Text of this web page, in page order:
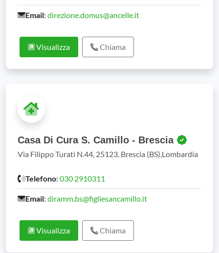
Email: direzione.domus@ancelle.it
Visualizza Chiama
Casa Di Cura S. Camillo - Brescia
Via Filippo Turati N.44, 25123, Brescia (BS),Lombardia
Telefono: 030 2910311
Email: diramm.bs@figliesancamillo.it
Visualizza Chiama